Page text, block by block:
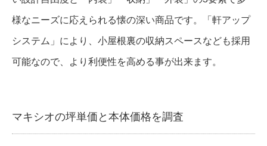
様なニーズに応えられる懐の深い商品です。「軒アップ
システム」により、小屋根裏の収納スペースなども採用
可能なので、より利便性を高める事が出来ます。
マキシオの坪単価と本体価格を調査